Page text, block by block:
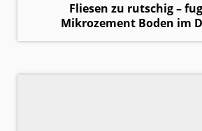
Fliesen zu rutschig –
Mikrozement Boden im